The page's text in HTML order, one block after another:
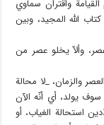
واقتران سماوي
الله المجيد، وبين
وألاّ يخلو عصر من
والزمان، _لا محالة
سوف يولد، أي أنّه الآن
استحالة الغياب، أو